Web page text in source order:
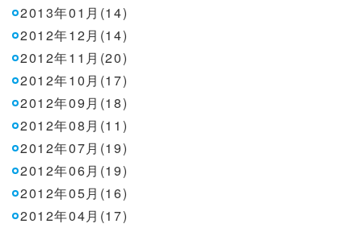
2013年01月(14)
2012年12月(14)
2012年11月(20)
2012年10月(17)
2012年09月(18)
2012年08月(11)
2012年07月(19)
2012年06月(19)
2012年05月(16)
2012年04月(17)